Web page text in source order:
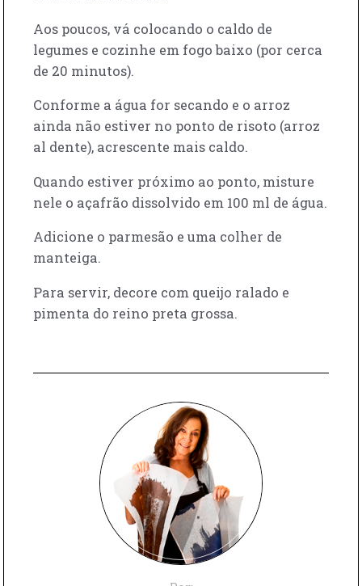
Aos poucos, vá colocando o caldo de
legumes e cozinhe em fogo baixo (por cerca
de 20 minutos).
Conforme a água for secando e o arroz
ainda não estiver no ponto de risoto (arroz
al dente), acrescente mais caldo.
Quando estiver próximo ao ponto, misture
nele o açafrão dissolvido em 100 ml de água.
Adicione o parmesão e uma colher de
manteiga.
Para servir, decore com queijo ralado e
pimenta do reino preta grossa.